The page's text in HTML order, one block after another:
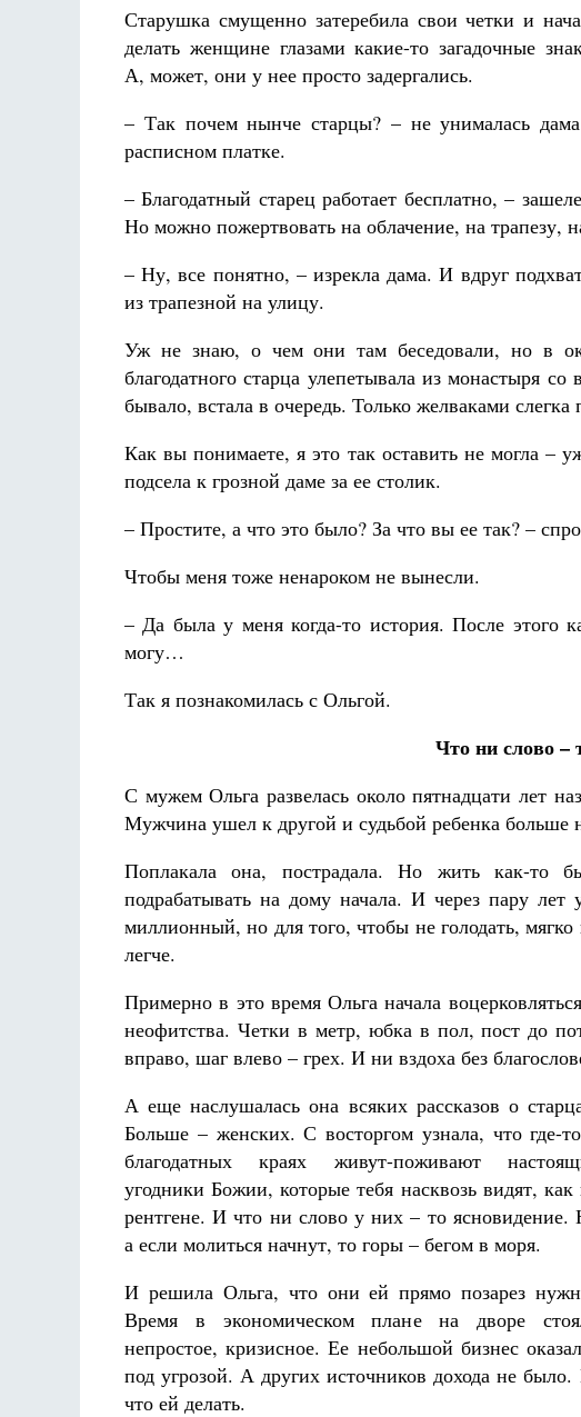
Старушка смущенно затеребила свои четки и
делать женщине глазами какие-то загадочные
А, может, они у нее просто задергались.
– Так почем нынче старцы? – не унималась
расписном платке.
– Благодатный старец работает бесплатно, –
Но можно пожертвовать на облачение, на трапезу,
– Ну, все понятно, – изрекла дама. И вдруг
из трапезной на улицу.
Уж не знаю, о чем они там беседовали, но в
благодатного старца улепетывала из монастыря
бывало, встала в очередь. Только желваками слегка
Как вы понимаете, я это так оставить не могла –
подсела к грозной даме за ее столик.
– Простите, а что это было? За что вы ее так? –
Чтобы меня тоже ненароком не вынесли.
– Да была у меня когда-то история. После этого
могу…
Так я познакомилась с Ольгой.
Что ни слово –
С мужем Ольга развелась около пятнадцати лет
Мужчина ушел к другой и судьбой ребенка больше
Поплакала она, пострадала. Но жить как-то
подрабатывать на дому начала. И через пару
миллионный, но для того, чтобы не голодать,
легче.
Примерно в это время Ольга начала
неофитства. Четки в метр, юбка в пол, пост до
вправо, шаг влево – грех. И ни вздоха без
А еще наслушалась она всяких рассказов о
Больше – женских. С восторгом узнала, что где-
благодатных краях живут-поживают
угодники Божии, которые тебя насквозь видят, как
рентгене. И что ни слово у них – то ясновидение.
а если молиться начнут, то горы – бегом в моря.
И решила Ольга, что они ей прямо позарез
Время в экономическом плане на дворе
непростое, кризисное. Ее небольшой бизнес
под угрозой. А других источников дохода не
что ей делать.